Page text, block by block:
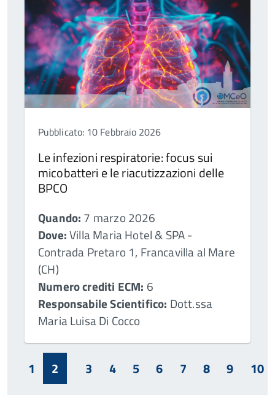
Pubblicato: 10 Febbraio 2026
Le infezioni respiratorie: focus sui
micobatteri e le riacutizzazioni delle
BPCO
Quando: 7 marzo 2026
Dove:Villa Maria Hotel & SPA -
Contrada Pretaro 1, Francavilla al Mare
(CH)
Numero crediti ECM: 6
Responsabile Scientifico: Dott.ssa
Maria Luisa Di Cocco
1 2 3 4 5 6 7 8 9 10